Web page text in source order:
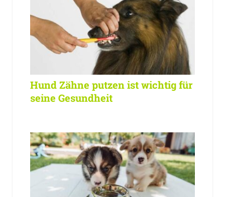
Hund Zähne putzen ist wichtig für
seine Gesundheit